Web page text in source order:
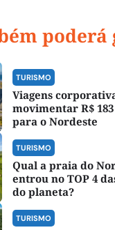
poderá
TURISMO
Viagens
movimentar R$
para o Nordeste
TURISMO
Qual a praia do
entrou no TOP 4
do planeta?
TURISMO